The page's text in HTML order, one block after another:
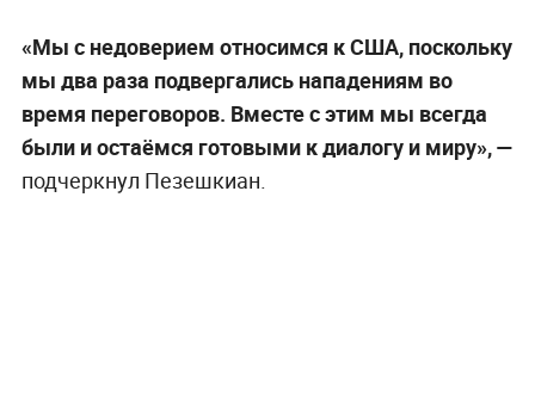
«Мы с недоверием относимся к США, поскольку
мы два раза подвергались нападениям во
время переговоров. Вместе с этим мы всегда
были и остаёмся готовыми к диалогу и миру», —
подчеркнул Пезешкиан.